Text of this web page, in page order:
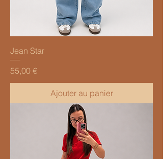
Jean Star
Prix
55,00 €
Ajouter au panier